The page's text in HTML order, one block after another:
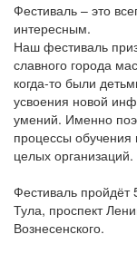
Фестиваль – это
интересным.
Наш фестиваль
славного города
когда-то были
усвоения новой
умений. Именно
процессы обучения
целых организаций.
Фестиваль пройдёт
Тула, проспект